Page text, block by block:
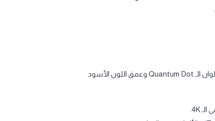
، مما يمنحك أفضل ما في العالمين: سطوع ألوان الـ Quantum Dot وعمق اللون الأسود